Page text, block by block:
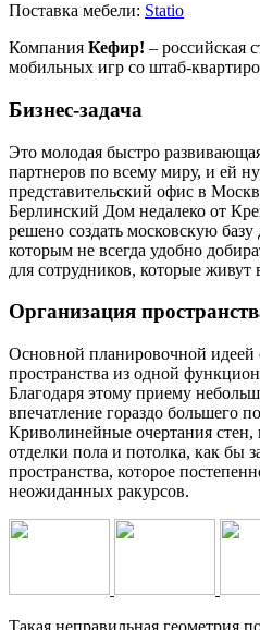
Поставка мебели: Statio
Компания Кефир! – российская
мобильных игр со штаб-
Бизнес-задача
Это молодая быстро
партнеров по всему миру, и ей
представительский офис в
Берлинский Дом недалеко от
решено создать московскую базу
которым не всегда удобно
для сотрудников, которые живут
Организация
Основной планировочной идеей
пространства из одной
Благодаря этому приему
впечатление гораздо большего
Криволинейные очертания
отделки пола и потолка, как бы
пространства, которое
неожиданных ракурсов.
Такая неправильная геометрия